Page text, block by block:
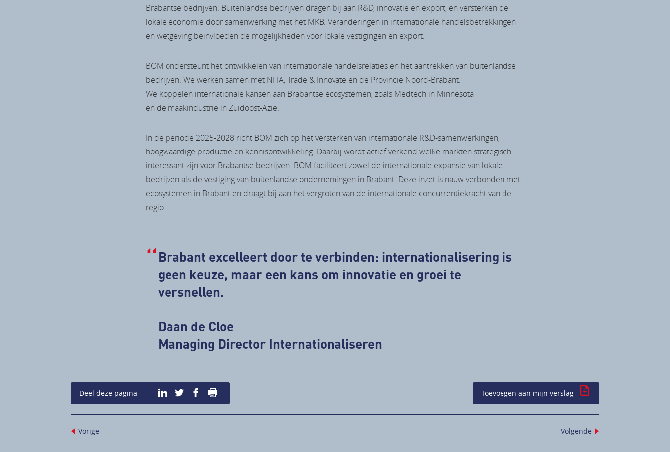
Brabantse bedrijven. Buitenlandse bedrijven dragen bij aan R&D, innovatie en export, en versterken de
lokale economie door samenwerking met het MKB. Veranderingen in internationale handelsbetrekkingen
en wetgeving beïnvloeden de mogelijkheden voor lokale vestigingen en export.
BOM ondersteunt het ontwikkelen van internationale handelsrelaties en het aantrekken van buitenlandse
bedrijven. We werken samen met NFIA, Trade & Innovate en de Provincie Noord-Brabant.
We koppelen internationale kansen aan Brabantse ecosystemen, zoals Medtech in Minnesota
en de maakindustrie in Zuidoost-Azië.
In de periode 2025-2028 richt BOM zich op het versterken van internationale R&D-samenwerkingen,
hoogwaardige productie en kennisontwikkeling. Daarbij wordt actief verkend welke markten strategisch
interessant zijn voor Brabantse bedrijven. BOM faciliteert zowel de internationale expansie van lokale
bedrijven als de vestiging van buitenlandse ondernemingen in Brabant. Deze inzet is nauw verbonden met
ecosystemen in Brabant en draagt bij aan het vergroten van de internationale concurrentiekracht van de
regio.
Brabant excelleert door te verbinden: internationalisering is
geen keuze, maar een kans om innovatie en groei te
versnellen.
Daan de Cloe
Managing Director Internationaliseren
Deel deze pagina Toevoegen aan mijn verslag
Vorige Volgende